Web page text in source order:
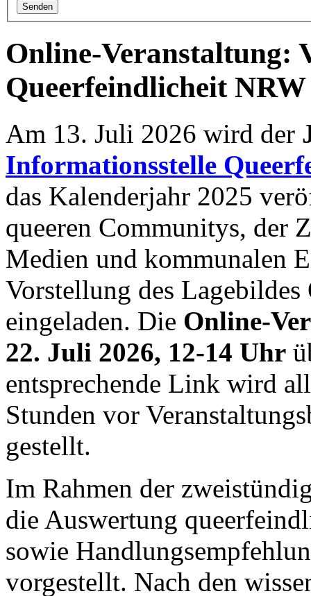
Senden
Online-Veranstaltung:
Queerfeindlicheit NRW
Am 13. Juli 2026 wird der
Informationsstelle
das Kalenderjahr 2025
queeren Communitys, der
Medien und kommunalen
Vorstellung des
eingeladen. Die Online-
22. Juli 2026, 12-14 Uhr
entsprechende Link wird
Stunden vor
gestellt.
Im Rahmen der
die Auswertung
sowie
vorgestellt. Nach den